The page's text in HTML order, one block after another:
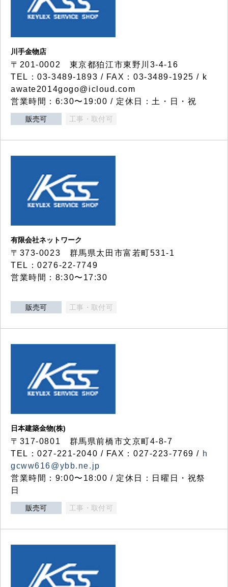
川手金物店
〒201-0002 東京都狛江市東野川3-4-16
TEL：03-3489-1893 / FAX：03-3489-1925 / k
awate2014gogo@icloud.com
営業時間：6:30〜19:00 / 定休日：土・日・祝
販売可 工事・取付可
有限会社ネットワーク
〒373-0023 群馬県太田市富若町531-1
TEL：0276-22-7749
営業時間：8:30〜17:30
販売可 工事・取付可
日本建築金物(株)
〒317‐0801 群馬県前橋市文京町4-8-7
TEL：027-221-2040 / FAX：027-223-7769 / h
gcww616@ybb.ne.jp
営業時間：9:00〜18:00 / 定休日：日曜日・祝祭
日
販売可 工事・取付可